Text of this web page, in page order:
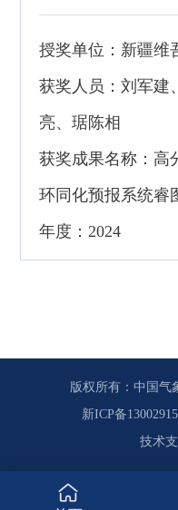
授奖单位：新疆维
获奖人员：刘军建
亮、琚陈相
获奖成果名称：高
环同化预报系统睿
年度：2024
版权所有：中国气
新ICP备
技术